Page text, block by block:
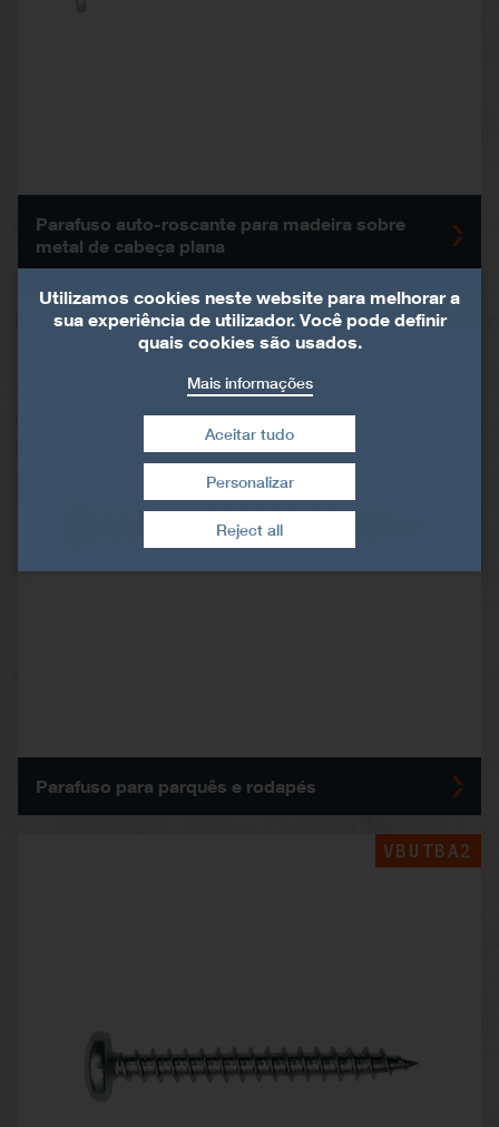
Parafuso auto-roscante para madeira sobre
metal de cabeça plana
LTSF
Parafuso para parquês e rodapés
VBUTBA2
Utilizamos cookies neste website para melhorar a
sua experiência de utilizador. Você pode definir
quais cookies são usados.
Mais informações
Reject all
Aceitar tudo
Retirar consentimento
Personalizar